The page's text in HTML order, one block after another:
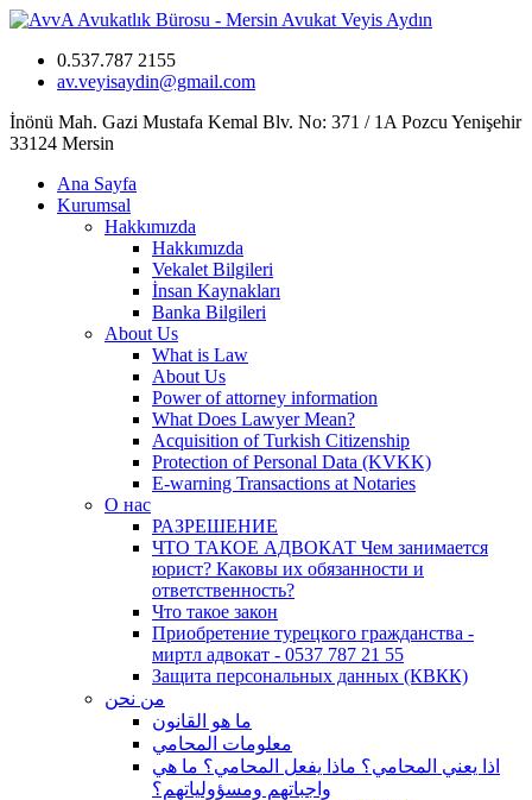
0.537.787 2155
av.veyisaydin@gmail.com
İnönü Mah. Gazi Mustafa Kemal Blv. No: 371 / 1A Pozcu Yenişehir
33124 Mersin
Ana Sayfa
Kurumsal
Hakkımızda
Hakkımızda
Vekalet Bilgileri
İnsan Kaynakları
Banka Bilgileri
About Us
What is Law
About Us
Power of attorney information
What Does Lawyer Mean?
Acquisition of Turkish Citizenship
Protection of Personal Data (KVKK)
E-warning Transactions at Notaries
О нас
РАЗРЕШЕНИЕ
ЧТО ТАКОЕ АДВОКАТ Чем занимается
юрист? Каковы их обязанности и
ответственность?
Что такое закон
Приобретение турецкого гражданства -
миртл адвокат - 0537 787 21 55
Защита персональных данных (КВКК)
من نحن
ما هو القانون
معلومات المحامي
اذا يعني المحامي؟ ماذا يفعل المحامي؟ ما هي
واجباتهم ومسؤولياتهم؟